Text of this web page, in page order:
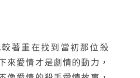
著重在找到當初那位殺
來愛情才是劇情的動力，